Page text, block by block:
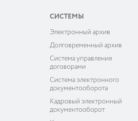
СИСТЕМЫ
Электронный архив
Долговременный архив
Система управления
договорами
Система электронного
документооборота
Кадровый электронный
документооборот